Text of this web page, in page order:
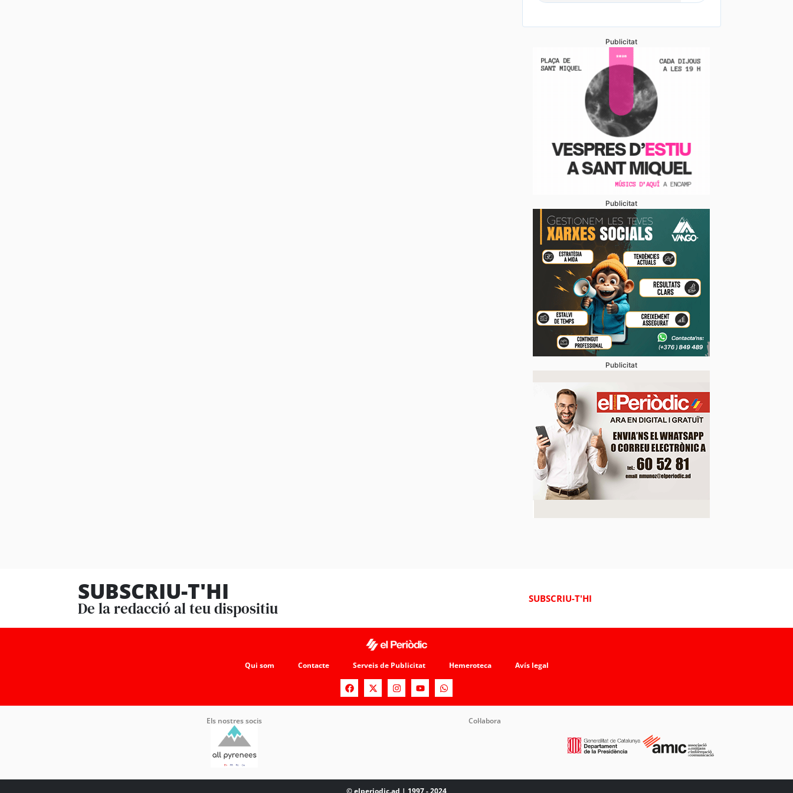
Publicitat
Publicitat
Publicitat
SUBSCRIU-T'HI
De la redacció al teu dispositiu
SUBSCRIU-T'HI
Qui som Contacte Serveis de Publicitat Hemeroteca Avís legal
Els nostres socis Col·labora
© elperiodic.ad | 1997 - 2024